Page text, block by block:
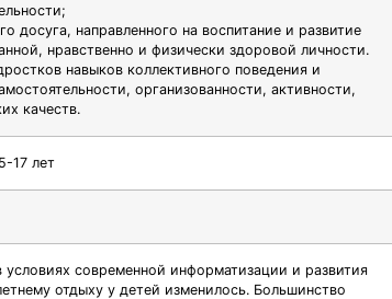
досуга, направленного на воспитание и развитие
нравственно и физически здоровой личности.
навыков коллективного поведения и
организованности, активности,
качеств.
17 лет
условиях современной информатизации и развития
отдыху у детей изменилось. Большинство